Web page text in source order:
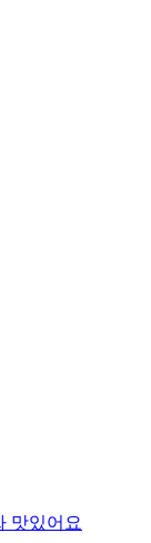
맛있어요